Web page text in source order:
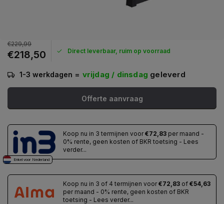
€229,99
€218,50 Direct leverbaar, ruim op voorraad
1-3 werkdagen = vrijdag / dinsdag geleverd
Offerte aanvraag
Enkel voor Nederland
Koop nu in 3 termijnen voor €72,83 per maand -
0% rente, geen kosten of BKR toetsing - Lees
verder...
Koop nu in 3 of 4 termijnen voor €72,83 of €54,63
per maand - 0% rente, geen kosten of BKR
toetsing - Lees verder...